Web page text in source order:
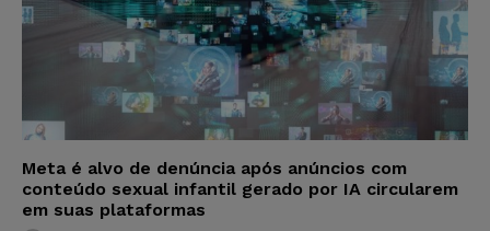
Meta é alvo de denúncia após anúncios com
conteúdo sexual infantil gerado por IA circularem
em suas plataformas